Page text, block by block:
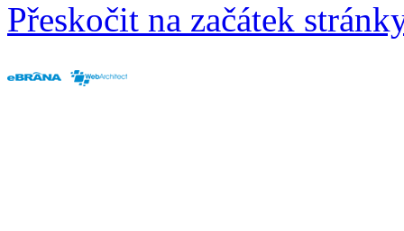
Přeskočit na začátek